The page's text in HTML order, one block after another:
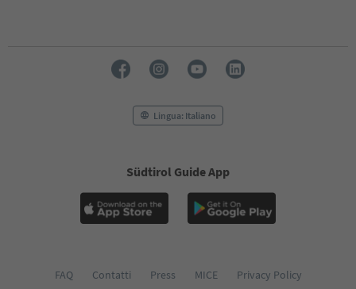
Lingua: Italiano
Südtirol Guide App
FAQ Contatti Press MICE
Privacy Policy